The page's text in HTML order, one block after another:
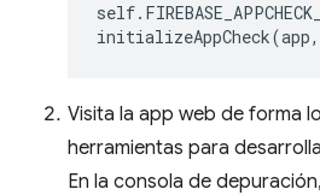
self.
initializeAppCheck(app,
Visita la app web de forma
herramientas para
En la consola de